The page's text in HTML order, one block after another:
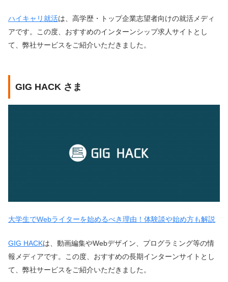
ハイキャリ就活は、高学歴・トップ企業志望者向けの就活メディ
アです。この度、おすすめのインターンシップ求人サイトとし
て、弊社サービスをご紹介いただきました。
GIG HACK さま
大学生でWebライターを始めるべき理由！体験談や始め方も解説
GIG HACKは、動画編集やWebデザイン、プログラミング等の情
報メディアです。この度、おすすめの長期インターンサイトとし
て、弊社サービスをご紹介いただきました。